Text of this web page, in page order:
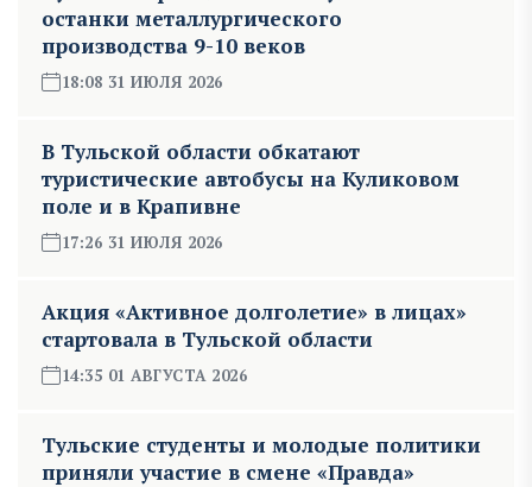
останки металлургического
производства 9-10 веков
18:08 31 ИЮЛЯ 2026
В Тульской области обкатают
туристические автобусы на Куликовом
поле и в Крапивне
17:26 31 ИЮЛЯ 2026
Акция «Активное долголетие» в лицах»
стартовала в Тульской области
14:35 01 АВГУСТА 2026
Тульские студенты и молодые политики
приняли участие в смене «Правда»